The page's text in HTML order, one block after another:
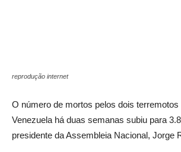
reprodução internet
O número de mortos pelos dois
Venezuela há duas semanas subiu para
presidente da Assembleia Nacional, Jorge